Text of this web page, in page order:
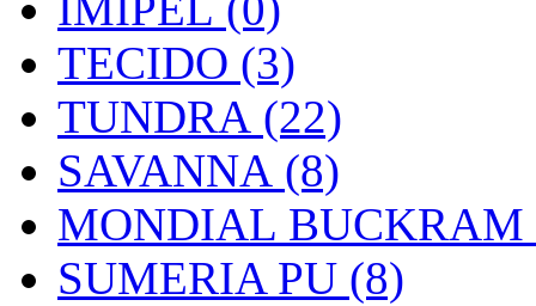
TECIDO (3)
TUNDRA (22)
SAVANNA (8)
MONDIAL BUCKRAM
SUMERIA PU (8)